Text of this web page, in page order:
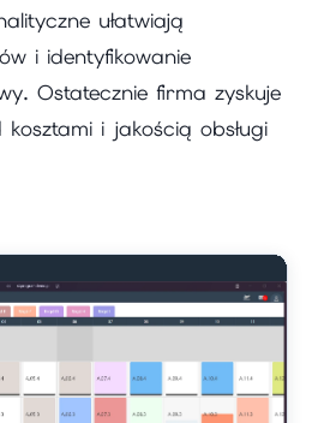
ułatwiają
i identyfikowanie
Ostatecznie firma zyskuje
i jakością obsługi